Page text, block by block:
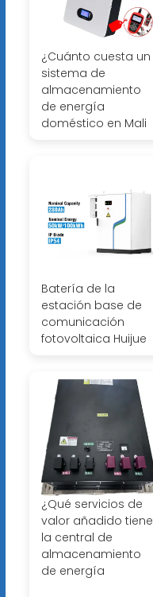
¿Cuánto cuesta un
sistema de
almacenamiento
de energía
doméstico en Mali
Batería de la
estación base de
comunicación
fotovoltaica Huijue
¿Qué servicios de
valor añadido tiene
la central de
almacenamiento
de energía